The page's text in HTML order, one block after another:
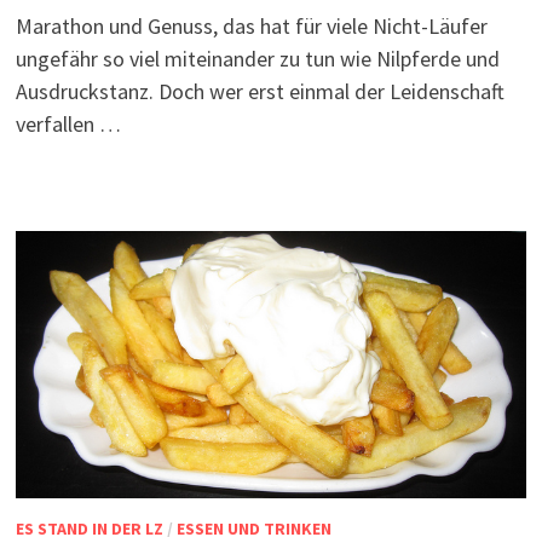
Marathon und Genuss, das hat für viele Nicht-Läufer
ungefähr so viel miteinander zu tun wie Nilpferde und
Ausdruckstanz. Doch wer erst einmal der Leidenschaft
verfallen …
ES STAND IN DER LZ / ESSEN UND TRINKEN